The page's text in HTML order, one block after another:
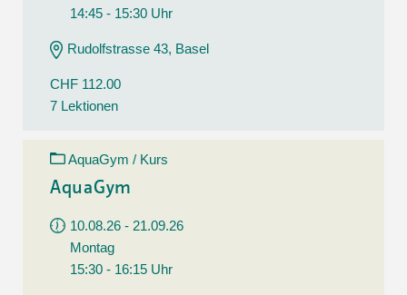
14:45 - 15:30 Uhr
Rudolfstrasse 43, Basel
CHF 112.00
7 Lektionen
AquaGym / Kurs
AquaGym
10.08.26 - 21.09.26
Montag
15:30 - 16:15 Uhr